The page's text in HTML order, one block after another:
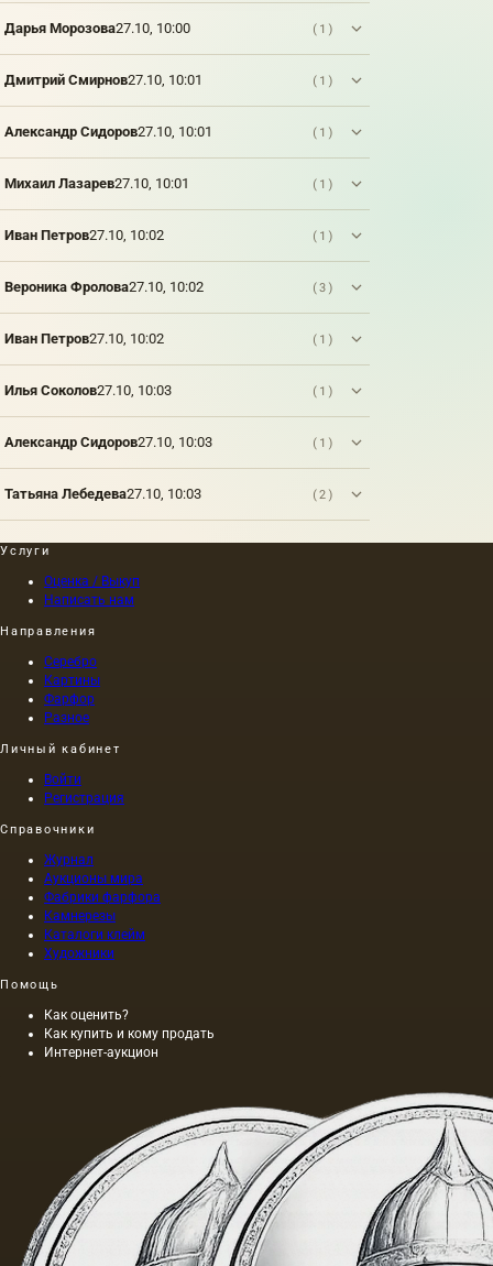
Дарья Морозова27.10, 10:00 (1)
Дмитрий Смирнов27.10, 10:01 (1)
Александр Сидоров27.10, 10:01 (1)
Михаил Лазарев27.10, 10:01 (1)
Иван Петров27.10, 10:02 (1)
Вероника Фролова27.10, 10:02 (3)
Иван Петров27.10, 10:02 (1)
Илья Соколов27.10, 10:03 (1)
Александр Сидоров27.10, 10:03 (1)
Татьяна Лебедева27.10, 10:03 (2)
Услуги
Оценка / Выкуп
Написать нам
Направления
Серебро
Картины
Фарфор
Разное
Личный кабинет
Войти
Регистрация
Справочники
Журнал
Аукционы мира
Фабрики фарфора
Камнерезы
Каталоги клейм
Художники
Помощь
Как оценить?
Как купить и кому продать
Интернет-аукцион